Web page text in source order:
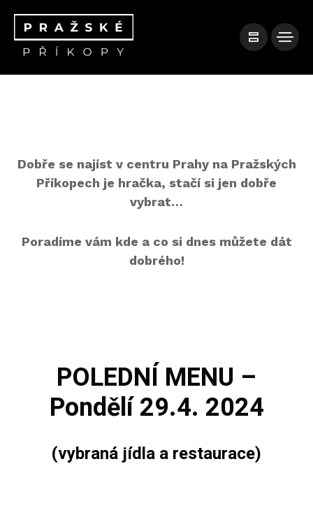
Dobře se najíst v centru Prahy na Pražských
Příkopech je hračka, stačí si jen dobře
vybrat…
Poradíme vám kde a co si dnes můžete dát
dobrého!
POLEDNÍ MENU –
Pondělí 29.4. 2024
(vybraná jídla a restaurace)